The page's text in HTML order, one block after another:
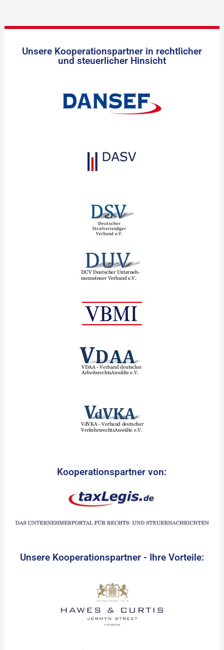
Unsere Kooperationspartner in rechtlicher
und steuerlicher Hinsicht
Kooperationspartner von:
Unsere Kooperationspartner - Ihre Vorteile: